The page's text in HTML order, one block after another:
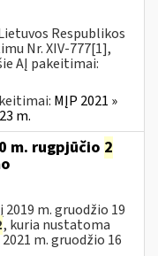
Respublikos
Nr. XIV-777[1],
AĮ pakeitimai:
MĮP 2021 »
m.
m. rugpjūčio 2
m. gruodžio 19
, kuria nustatoma
m. gruodžio 16